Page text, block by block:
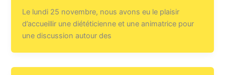
Le lundi 25 novembre, nous avons eu le plaisir
d’accueillir une diététicienne et une animatrice pour
une discussion autour des